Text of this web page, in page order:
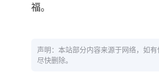
福。
声明：本站部分内容来源于网络，如
尽快删除。